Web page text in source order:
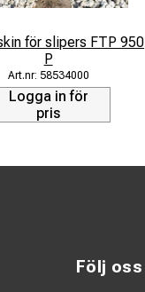
för slipers FTP 950
P
58534000
Logga in för
pris
Följ oss